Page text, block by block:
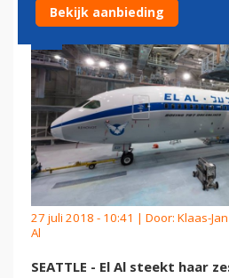
27 juli 2018 - 10:41 | Door: Klaas-
Al
SEATTLE - El Al steekt haar
Bekijk aanbieding